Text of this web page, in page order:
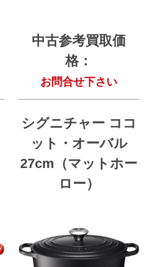
中古参考買取価
格：
お問合せ下さい
シグニチャー ココ
ット・オーバル
27cm（マットホー
ロー）